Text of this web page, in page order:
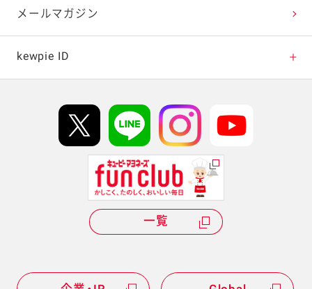
テレビ・ラジオ
キャンペーン・イベント
メールマガジン
kewpie ID
Hi! kewpieについて
Qummyについて
一覧